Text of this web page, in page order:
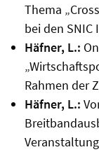
Thema
bei den SNIC
Häfner, L.:
Rahmen der
Häfner, L.: